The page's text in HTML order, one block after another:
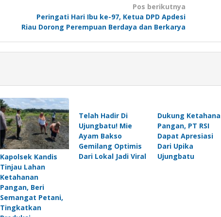
Pos berikutnya
Peringati Hari Ibu ke-97, Ketua DPD Apdesi
Riau Dorong Perempuan Berdaya dan Berkarya
Kapolsek Kandis
Tinjau Lahan
Ketahanan
Pangan, Beri
Semangat Petani,
Tingkatkan
Telah Hadir Di
Ujungbatu! Mie
Ayam Bakso
Gemilang Optimis
Dari Lokal Jadi Viral
Dukung
Pangan, PT RSI
Dapat Apresiasi
Dari Upika
Ujungbatu